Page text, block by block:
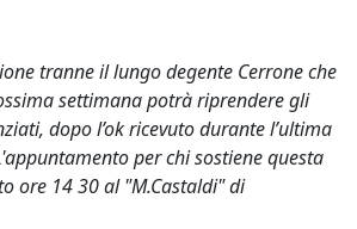
tranne il lungo degente Cerrone che
settimana potrà riprendere gli
dopo l’ok ricevuto durante l’ultima
per chi sostiene questa
ore 14 30 al "M.Castaldi" di